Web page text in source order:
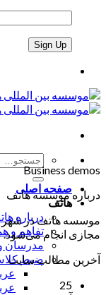
جستجو
برای:
صفحه اصلی
هاتف
درباره
تفاهم و
مدرسان
ضبط
Business demos
درباره موسسه هاتف
موسسه هاتف در شهر
مجازی انجام می‌شود.
آخرین مطالب سایت
25